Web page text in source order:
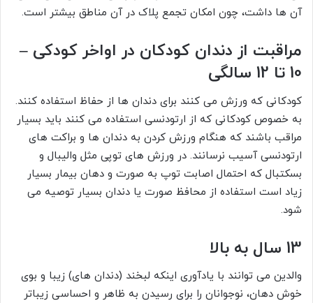
آن ها داشت، چون امکان تجمع پلاک در آن مناطق بیشتر است.
مراقبت از دندان کودکان در اواخر کودکی –
10 تا 12 سالگی
کودکانی که ورزش می کنند برای دندان ها از حفاظ استفاده کنند.
به خصوص کودکانی که از ارتودنسی استفاده می کنند باید بسیار
مراقب باشند که هنگام ورزش کردن به دندان ها و براکت های
ارتودنسی آسیب نرسانند. در ورزش های توپی مثل والیبال و
بسکتبال که احتمال اصابت توپ به صورت و دهان بیمار بسیار
زیاد است استفاده از محافظ صورت یا دندان بسیار توصیه می
شود.
13 سال به بالا
والدین می توانند با یادآوری اینکه لبخند (دندان های) زیبا و بوی
خوش دهان، نوجوانان را برای رسیدن به ظاهر و احساسی زیباتر